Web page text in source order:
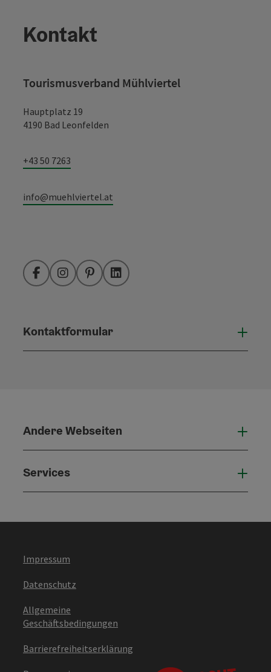
Kontakt
Tourismusverband Mühlviertel
Hauptplatz 19
4190 Bad Leonfelden
+43 50 7263
info@muehlviertel.at
FacebookInstagramPinterestLinkedIn
Kontaktformular
Andere Webseiten
Services
Impressum
Datenschutz
Allgemeine
Geschäftsbedingungen
Barrierefreiheitserklärung